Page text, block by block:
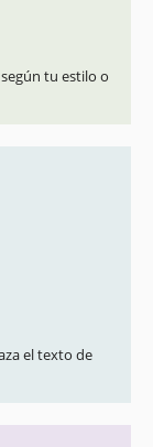
tu estilo o
el texto de